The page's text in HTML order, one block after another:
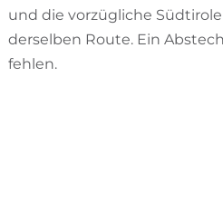
und die vorzügliche
derselben Route. Ein
fehlen.